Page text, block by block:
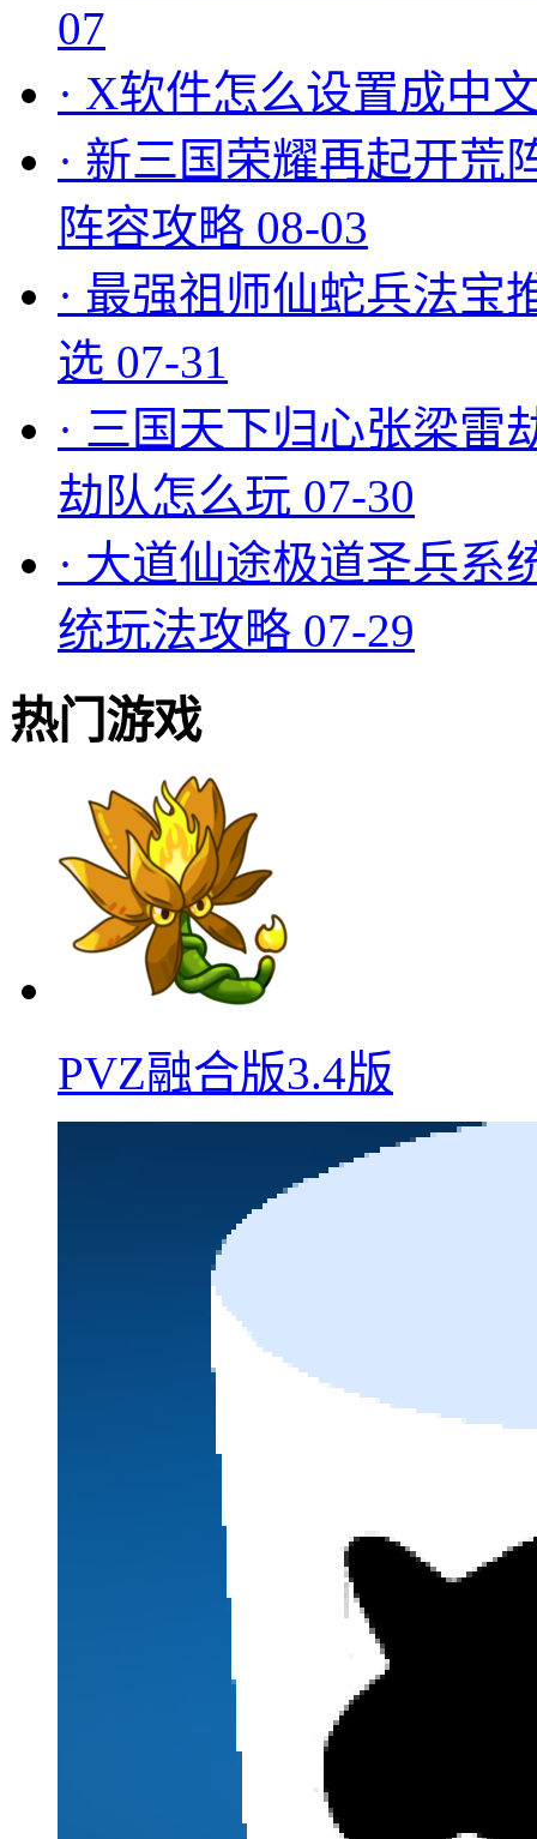
07
· X软件怎么设置成中
· 新三国荣耀再起开荒
阵容攻略 08-03
· 最强祖师仙蛇兵法宝
选 07-31
· 三国天下归心张梁雷
劫队怎么玩 07-30
· 大道仙途极道圣兵系
统玩法攻略 07-29
热门游戏
PVZ融合版3.4版